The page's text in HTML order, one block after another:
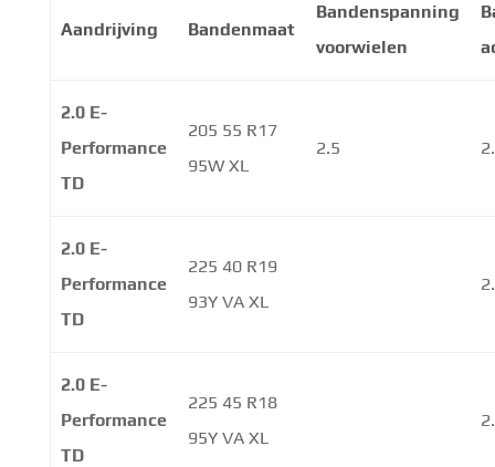
Aandrijving Bandenmaat
Bandenspanning
voorwielen
2.0 E-
Performance
TD
205 55 R17
95W XL
2.5
2.0 E-
Performance
TD
225 40 R19
93Y VA XL
2.0 E-
Performance
TD
225 45 R18
95Y VA XL